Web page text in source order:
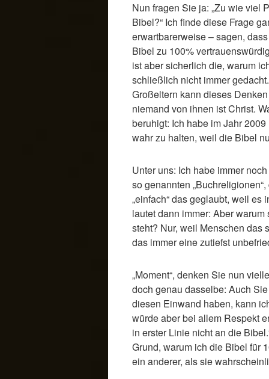
Nun fragen Sie ja: „Zu wie viel
Bibel?“ Ich finde diese Frage
erwartbarerweise – sagen,
Bibel zu 100%
ist aber sicherlich die, warum
schließlich nicht immer
Großeltern kann dieses
niemand von ihnen ist Christ.
beruhigt: Ich habe im Jahr
wahr zu halten, weil die Bibel
Unter uns: Ich habe immer
so genannten
„einfach“ das geglaubt, weil es
lautet dann immer: Aber
steht? Nur, weil Menschen das
das immer eine zutiefst
„Moment“, denken Sie nun
doch genau dasselbe: Auch
diesen Einwand haben, kann
würde aber bei allem Respekt
in erster Linie nicht an die
Grund, warum ich die Bibel für
ein anderer, als sie